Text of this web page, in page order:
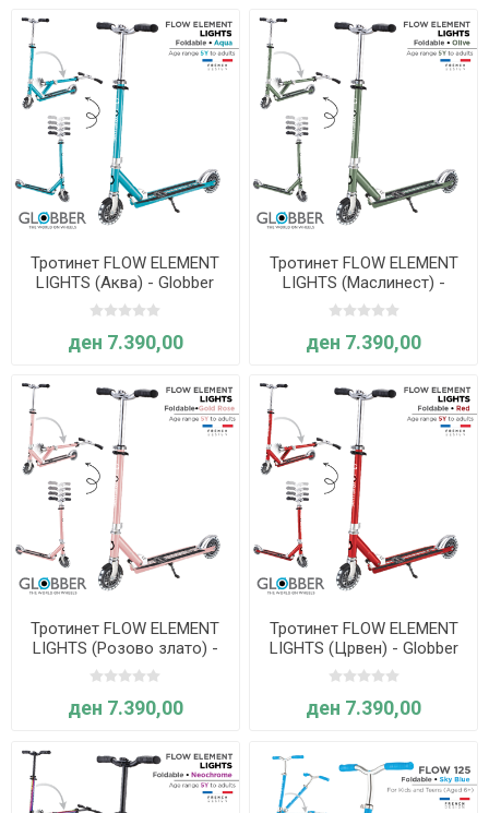
Тротинет FLOW ELEMENT
LIGHTS (Аква) - Globber
ден 7.390,00
Тротинет FLOW ELEMENT
LIGHTS (Маслинест) -
Globber
ден 7.390,00
Тротинет FLOW ELEMENT
LIGHTS (Розово злато) -
Globber
ден 7.390,00
Тротинет FLOW ELEMENT
LIGHTS (Црвен) - Globber
ден 7.390,00